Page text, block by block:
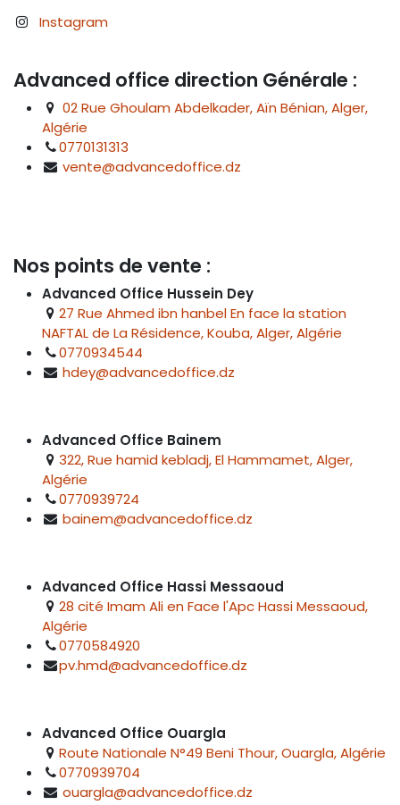
Instagram
Advanced office direction Générale :
02 Rue Ghoulam Abdelkader, Aïn Bénian, Alger,
Algérie
0770131313
vente@advancedoffice.dz
Nos points de vente :
Advanced Office Hussein Dey
27 Rue Ahmed ibn hanbel En face la station
NAFTAL de La Résidence, Kouba, Alger, Algérie
0770934544
hdey@advancedoffice.dz
Advanced Office Bainem
322, Rue hamid kebladj, El Hammamet, Alger,
Algérie
0770939724
bainem@advancedoffice.dz
Advanced Office Hassi Messaoud
28 cité Imam Ali en Face l'Apc Hassi Messaoud,
Algérie
0770584920
pv.hmd@advancedoffice.dz
Advanced Office Ouargla
Route Nationale N°49 Beni Thour, Ouargla, Algérie
0770939704
ouargla@advancedoffice.dz